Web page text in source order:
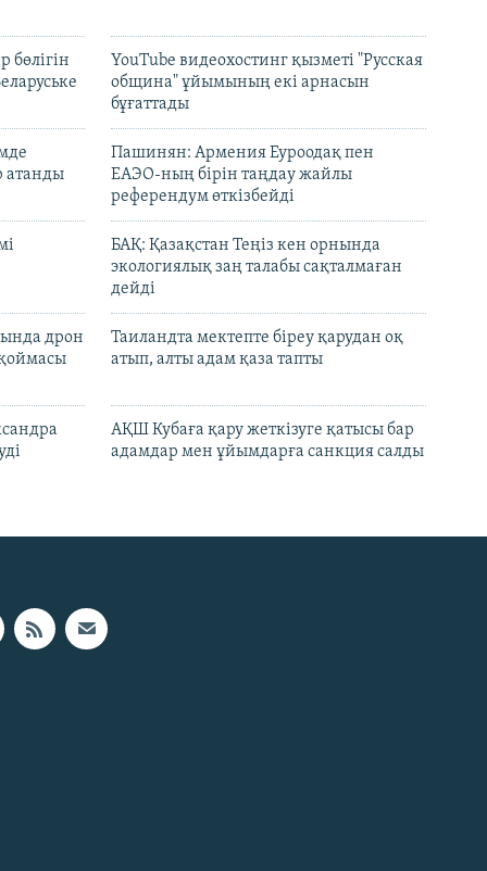
бөлігін
YouTube видеохостинг қызметі "Русская
община" ұйымының екі арнасын
бұғаттады
атанды
Пашинян: Армения Еуроодақ пен
ЕАЭО-ның бірін таңдау жайлы
референдум өткізбейді
БАҚ: Қазақстан Теңіз кен орнында
экологиялық заң талабы сақталмаған
дейді
дрон
Таиландта мектепте біреу қарудан оқ
атып, алты адам қаза тапты
АҚШ Кубаға қару жеткізуге қатысы бар
адамдар мен ұйымдарға санкция салды